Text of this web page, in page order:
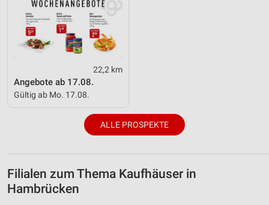
22,2 km
Angebote ab 17.08.
Gültig ab Mo. 17.08.
ALLE PROSPEKTE
Filialen zum Thema Kaufhäuser in
Hambrücken